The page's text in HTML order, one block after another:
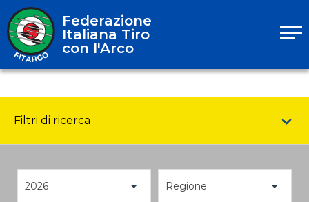
Federazione
Italiana Tiro
con l'Arco
Filtri di ricerca
2026 Regione